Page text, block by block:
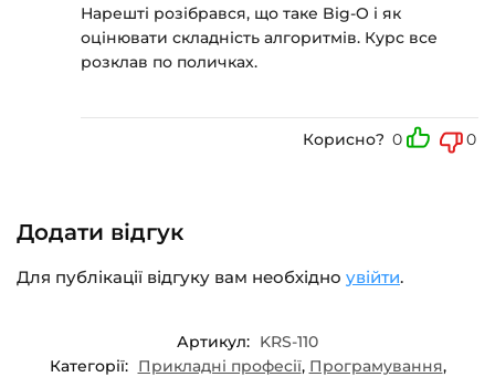
Нарешті розібрався, що таке Big-O і як
оцінювати складність алгоритмів. Курс все
розклав по поличках.
Корисно? 0 0
Додати відгук
Для публікації відгуку вам необхідно увійти.
Артикул: KRS-110
Категорії: Прикладні професії, Програмування,